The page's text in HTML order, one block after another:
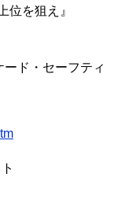
位を狙え』
ド・セーフティ